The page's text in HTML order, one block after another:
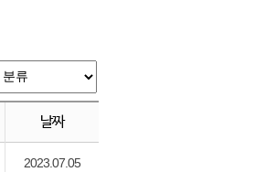
날짜
2023.07.05